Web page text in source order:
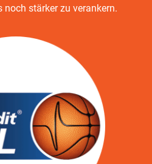
stärker zu verankern.